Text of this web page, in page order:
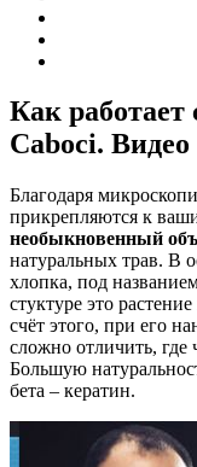
Как работает
Caboci. Видео
Благодаря
прикрепляются к
необыкновенный
натуральных трав. В
хлопка, под
стуктуре это
счёт этого, при его
сложно отличить, где
Большую
бета – кератин.